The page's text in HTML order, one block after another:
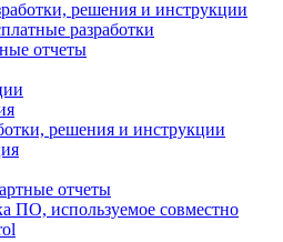
решения и инструкции
разработки
отчеты
решения и инструкции
отчеты
ПО, используемое совместно